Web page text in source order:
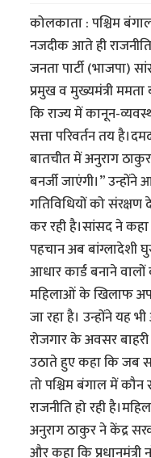
कोलकाता : पश्चिम
नजदीक आते ही
जनता पार्टी (भाजपा)
प्रमुख व मुख्यमंत्री
कि राज्य में कानून-
सत्ता परिवर्तन तय
बातचीत में अनुराग
बनर्जी जाएंगी।”
गतिविधियों को संरक्षण
कर रही है।सांसद ने
पहचान अब बांग्लादेशी
आधार कार्ड बनाने
महिलाओं के खिलाफ
जा रहा है। उन्होंने यह
रोजगार के अवसर
उठाते हुए कहा कि जब
तो पश्चिम बंगाल में कौन
राजनीति हो रही
अनुराग ठाकुर ने केंद्र
और कहा कि